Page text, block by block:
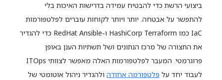
ביצועי הרשת כדי להבטיח עמידה בדרישות האיכות בלי
להתפשר על אבטחה. יותר ויותר לקוחות עוברים לפלטפורמות
IaC כמו HashiCorp Terraform ו-RedHat Ansible כדי להגדיר
את התצורה של מרכז הנתונים ושל תשתיות הענן באופן
פרוגרמטי. המעבר לפלטפורמות האלה מאפשר לצוותי ITOps
לעבוד יחד על פלטפורמה אחודה ולהגדיר ניהול אוטומטי של